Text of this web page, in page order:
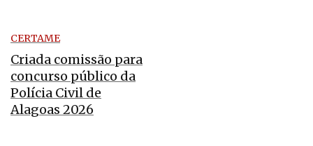
CERTAME
Criada comissão para
concurso público da
Polícia Civil de
Alagoas 2026